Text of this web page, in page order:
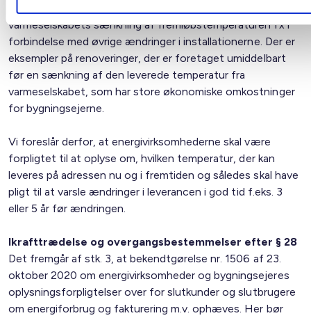
fordelagtigt for bygningsejer, foretages i god tid forud for
varmeselskabets sænkning af fremløbstemperaturen fx i
forbindelse med øvrige ændringer i installationerne. Der er
eksempler på renoveringer, der er foretaget umiddelbart
før en sænkning af den leverede temperatur fra
varmeselskabet, som har store økonomiske omkostninger
for bygningsejerne.
Vi foreslår derfor, at energivirksomhederne skal være
forpligtet til at oplyse om, hvilken temperatur, der kan
leveres på adressen nu og i fremtiden og således skal have
pligt til at varsle ændringer i leverancen i god tid f.eks. 3
eller 5 år før ændringen.
Ikrafttrædelse og overgangsbestemmelser efter § 28
Det fremgår af stk. 3, at bekendtgørelse nr. 1506 af 23.
oktober 2020 om energivirksomheder og bygningsejeres
oplysningsforpligtelser over for slutkunder og slutbrugere
om energiforbrug og fakturering m.v. ophæves. Her bør